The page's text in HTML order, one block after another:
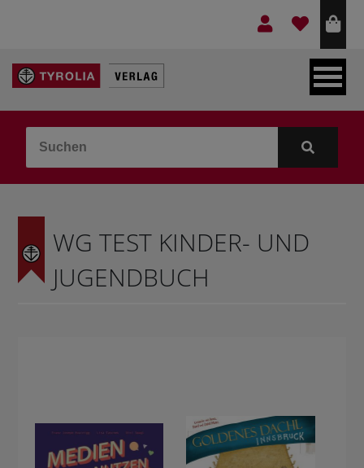
LEBEN & GLAUBE
KOCHEN & GESUNDHEIT
KINDER- & JUGENDBUCH
WG TEST KINDER- UND
JUGENDBUCH